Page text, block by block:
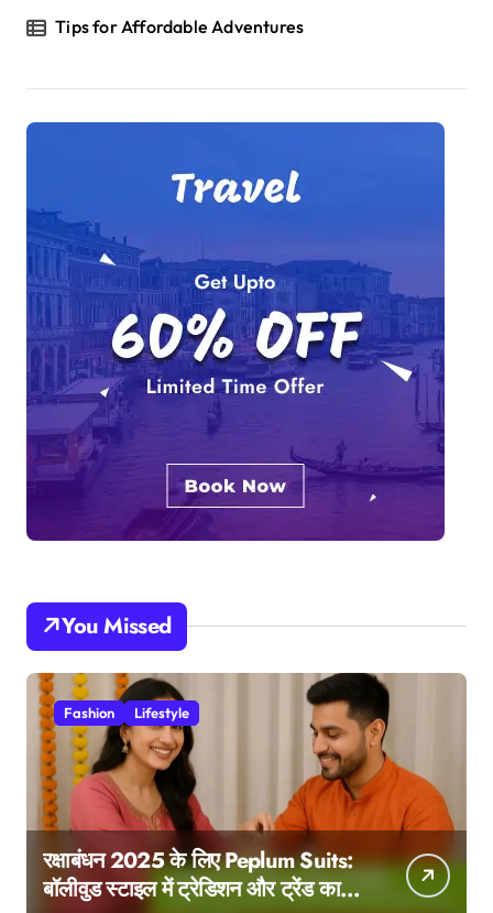
Tips for Affordable Adventures
You Missed
Fashion Lifestyle
रक्षाबंधन 2025 के लिए Peplum Suits:
बॉलीवुड स्टाइल में ट्रेडिशन और ट्रेंड का